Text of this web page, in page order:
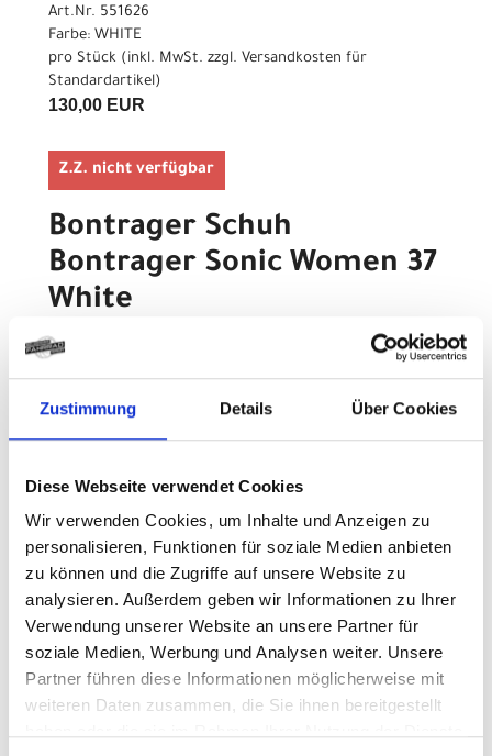
Zustimmung Details Über Cookies
Diese Webseite verwendet Cookies
Wir verwenden Cookies, um Inhalte und Anzeigen zu
personalisieren, Funktionen für soziale Medien anbieten
zu können und die Zugriffe auf unsere Website zu
analysieren. Außerdem geben wir Informationen zu Ihrer
Verwendung unserer Website an unsere Partner für
soziale Medien, Werbung und Analysen weiter. Unsere
Partner führen diese Informationen möglicherweise mit
weiteren Daten zusammen, die Sie ihnen bereitgestellt
Art.Nr. 551626
Farbe: WHITE
pro Stück (inkl. MwSt. zzgl. Versandkosten für
Standardartikel)
130,00 EUR
Z.Z. nicht verfügbar
Bontrager Schuh
Bontrager Sonic Women 37
White
Modelljahr
Farbe: WHITE
pro Stück (inkl. MwSt. zzgl.Versandkosten für
130,00 EUR
Z.Z. nicht verfügbar
Bontrager Schuh
Bontrager Sonic Women 38
White